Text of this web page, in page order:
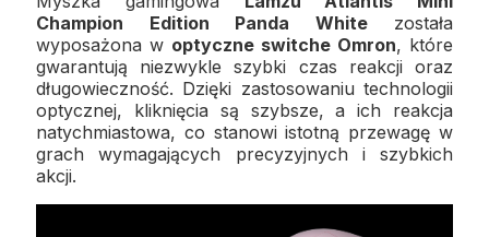
Champion Edition Panda Whitezostała
wyposażona w optyczne switche Omron, które
gwarantują niezwykle szybki czas reakcji oraz
długowieczność. Dzięki zastosowaniu technologii
optycznej, kliknięcia są szybsze, a ich reakcja
natychmiastowa, co stanowi istotną przewagę w
grach wymagających precyzyjnych i szybkich
akcji.